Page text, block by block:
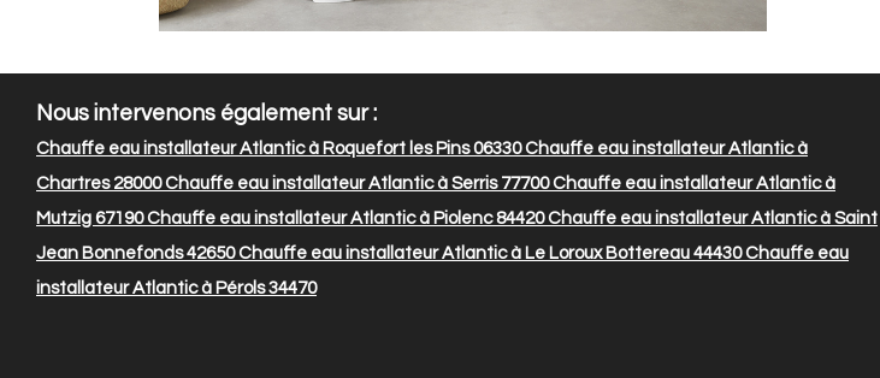
Nous intervenons également sur :
Chauffe eau installateur Atlantic à Roquefort les Pins 06330Chauffe eau installateur Atlantic à
Chartres 28000Chauffe eau installateur Atlantic à Serris 77700Chauffe eau installateur Atlantic à
Mutzig 67190Chauffe eau installateur Atlantic à Piolenc 84420Chauffe eau installateur Atlantic à Saint
Jean Bonnefonds 42650Chauffe eau installateur Atlantic à Le Loroux Bottereau 44430Chauffe eau
installateur Atlantic à Pérols 34470